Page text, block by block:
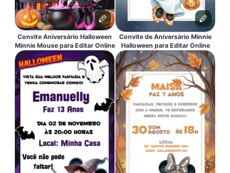
Convite Aniversário Halloween
Minnie Mouse para Editar Online
Convite de Aniversário Minnie
Halloween para Editar Online